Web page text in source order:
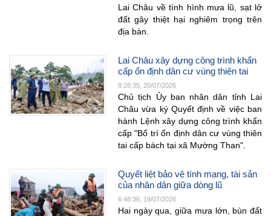
Lai Châu về tình hình mưa lũ, sạt lở
đất gây thiệt hại nghiêm trọng trên
địa bàn.
Lai Châu xây dựng công trình khẩn
cấp ổn định dân cư vùng thiên tai
8:28:35, 20/07/2026
Chủ tịch Ủy ban nhân dân tỉnh Lai
Châu vừa ký Quyết định về việc ban
hành Lệnh xây dựng công trình khẩn
cấp "Bố trí ổn định dân cư vùng thiên
tai cấp bách tại xã Mường Than".
Quyết liệt bảo vệ tính mạng, tài sản
của nhân dân giữa dòng lũ
6:48:36, 19/07/2026
Hai ngày qua, giữa mưa lớn, bùn đất